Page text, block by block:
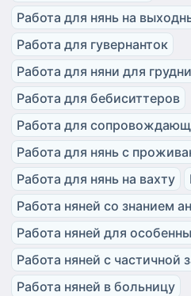
Работа для нянь на
Работа для гувернанток
Работа для няни для
Работа для бебиситтеров
Работа для
Работа для нянь с
Работа для нянь на вахту
Работа няней со знанием
Работа няней для
Работа няней с частичной
Работа няней в больницу